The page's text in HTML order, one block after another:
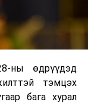
11.00
“Их
ны өдрүүдэд
тэмцэх
бага хурал